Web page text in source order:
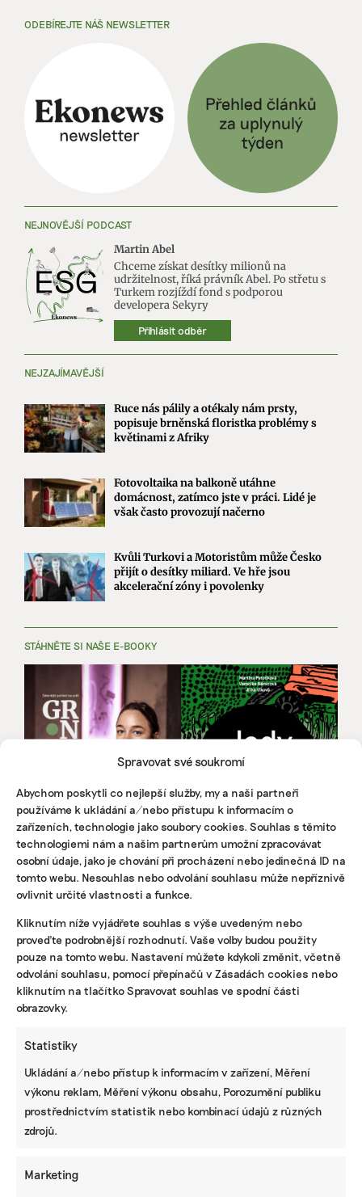
Spravovat své soukromí
Abychom poskytli co nejlepší služby, my a naši partneři
používáme k ukládání a/nebo přístupu k informacím o
zařízeních, technologie jako soubory cookies. Souhlas s těmito
technologiemi nám a našim partnerům umožní zpracovávat
osobní údaje, jako je chování při procházení nebo jedinečná ID na
tomto webu. Nesouhlas nebo odvolání souhlasu může nepříznivě
ovlivnit určité vlastnosti a funkce.
Kliknutím níže vyjádřete souhlas s výše uvedeným nebo
proveďte podrobnější rozhodnutí. Vaše volby budou použity
pouze na tomto webu. Nastavení můžete kdykoli změnit, včetně
odvolání souhlasu, pomocí přepínačů v Zásadách cookies nebo
kliknutím na tlačítko Spravovat souhlas ve spodní části
obrazovky.
Statistiky
Ukládání a/nebo přístup k informacím v zařízení, Měření
výkonu reklam, Měření výkonu obsahu, Porozumění publiku
prostřednictvím statistik nebo kombinací údajů z různých
zdrojů.
Marketing
ODEBÍREJTE NÁŠ NEWSLETTER
NEJNOVĚJŠÍ PODCAST
Martin Abel
Chceme získat desítky milionů na
udržitelnost, říká právník Abel. Po střetu s
Turkem rozjíždí fond s podporou
developera Sekyry
Přihlásit odběr
NEJZAJÍMAVĚJŠÍ
Ruce nás pálily a otékaly nám prsty,
popisuje brněnská floristka problémy s
květinami z Afriky
Fotovoltaika na balkoně utáhne
domácnost, zatímco jste v práci. Lidé je
však často provozují načerno
Kvůli Turkovi a Motoristům může Česko
přijít o desítky miliard. Ve hře jsou
akcelerační zóny i povolenky
STÁHNĚTE SI NAŠE E-BOOKY
KOMERČNÍ SDĚLENÍ
Udržitelnost, umění i komunitní sdílení.
Festival Týká se to také tebe v Uherském
Hradišti startuje tento týden
BRANDNEWS
Ani trend, ani povinnost. Udržitelnost je
způsob, jak řídit firmu do budoucna a zvyšovat
ZJEDNODUŠTE SI ŽIVOT S ESG